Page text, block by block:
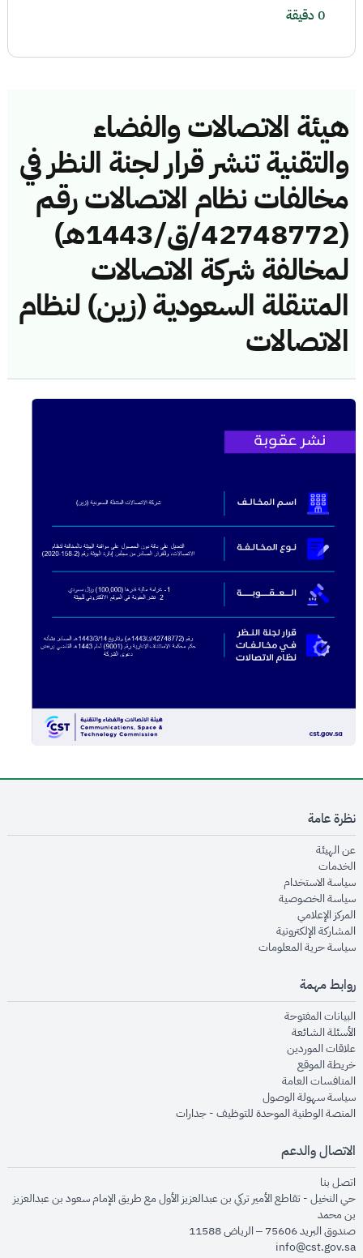
هيئة الاتصالات والفضاء
والتقنية تنشر قرار لجنة النظر في
مخالفات نظام الاتصالات رقم
(42748772/ق/1443هـ)
لمخالفة شركة الاتصالات
المتنقلة السعودية (زين) لنظام
الاتصالات
0 دقيقة
نظرة عامة
عن الهيئةopens in new window
الخدماتopens in new window
سياسة الاستخدام
سياسة الخصوصيةopens in new window
المركز الإعلاميopens in new window
المشاركة الإلكترونيةopens in new window
سياسة حرية المعلوماتopens in new window
روابط مهمة
البيانات المفتوحةopens in new window
الأسئلة الشائعةopens in new window
علاقات الموردينopens in new window
خريطة الموقعopens in new window
المنافسات العامةopens in new window
سياسة سهولة الوصولopens in new window
المنصة الوطنية الموحدة للتوظيف - جداراتopens in new window
الاتصال والدعم
اتصل بنا
حي النخيل - تقاطع الأمير تركي بن عبدالعزيز الأول مع طريق الإمام سعود بن عبدالعزيز
بن محمد
صندوق البريد 75606 – الرياض 11588
info@cst.gov.sa